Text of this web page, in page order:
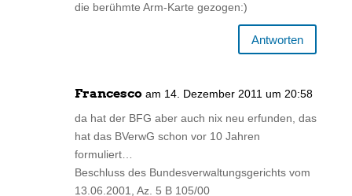
die berühmte Arm-Karte gezogen:)
Antworten
Francesco am 14. Dezember 2011 um 20:58
da hat der BFG aber auch nix neu erfunden, das
hat das BVerwG schon vor 10 Jahren
formuliert…
Beschluss des Bundesverwaltungsgerichts vom
13.06.2001, Az. 5 B 105/00